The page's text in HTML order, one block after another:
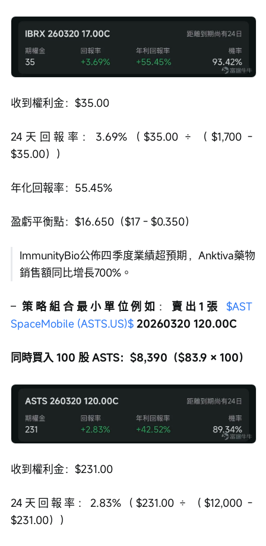
收到權利金：$35.00
24天回報率：3.69%（$35.00 ÷ （$1,700 -
$35.00））
年化回報率：55.45%
盈虧平衡點：$16.650（$17 - $0.350）
ImmunityBio公佈四季度業績超預期，Anktiva藥物
銷售額同比增長700%。
– 策略組合最小單位例如 ： 賣出1張 $AST
SpaceMobile (ASTS.US)$ 20260320 120.00C
同時買入 100 股 ASTS：$8,390（$83.9 × 100）
收到權利金：$231.00
24天回報率：2.83%（$231.00 ÷ （$12,000 -
$231.00））